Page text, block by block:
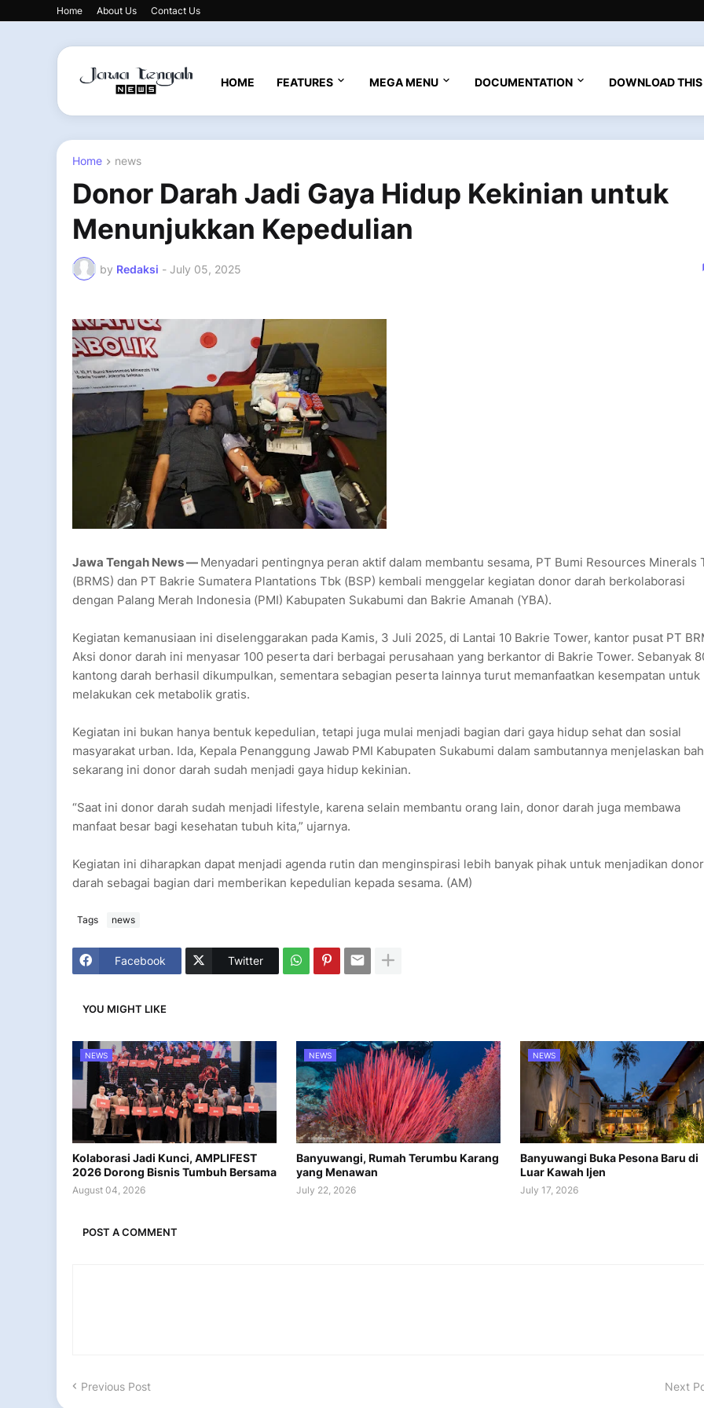
Home About Us Contact Us
HOME FEATURES MEGA MENU DOCUMENTATION DOWNLOAD
Home news
Donor Darah Jadi Gaya Hidup Kekinian untuk
Menunjukkan Kepedulian
by Redaksi - July 05, 2025
Jawa Tengah News — Menyadari pentingnya peran aktif dalam membantu sesama, PT Bumi Resources Minerals
(BRMS) dan PT Bakrie Sumatera Plantations Tbk (BSP) kembali menggelar kegiatan donor darah berkolaborasi
dengan Palang Merah Indonesia (PMI) Kabupaten Sukabumi dan Bakrie Amanah (YBA).
Kegiatan kemanusiaan ini diselenggarakan pada Kamis, 3 Juli 2025, di Lantai 10 Bakrie Tower, kantor pusat PT
Aksi donor darah ini menyasar 100 peserta dari berbagai perusahaan yang berkantor di Bakrie Tower. Sebanyak
kantong darah berhasil dikumpulkan, sementara sebagian peserta lainnya turut memanfaatkan kesempatan untuk
melakukan cek metabolik gratis.
Kegiatan ini bukan hanya bentuk kepedulian, tetapi juga mulai menjadi bagian dari gaya hidup sehat dan sosial
masyarakat urban. Ida, Kepala Penanggung Jawab PMI Kabupaten Sukabumi dalam sambutannya menjelaskan
sekarang ini donor darah sudah menjadi gaya hidup kekinian.
“Saat ini donor darah sudah menjadi lifestyle, karena selain membantu orang lain, donor darah juga membawa
manfaat besar bagi kesehatan tubuh kita,” ujarnya.
Kegiatan ini diharapkan dapat menjadi agenda rutin dan menginspirasi lebih banyak pihak untuk menjadikan donor
darah sebagai bagian dari memberikan kepedulian kepada sesama. (AM)
Tags news
Facebook Twitter
YOU MIGHT LIKE
NEWS
Kolaborasi Jadi Kunci, AMPLIFEST
2026 Dorong Bisnis Tumbuh Bersama
August 04, 2026
NEWS
Banyuwangi, Rumah Terumbu Karang
yang Menawan
July 22, 2026
NEWS
Banyuwangi Buka Pesona Baru di
Luar Kawah Ijen
July 17, 2026
POST A COMMENT
Previous Post Next